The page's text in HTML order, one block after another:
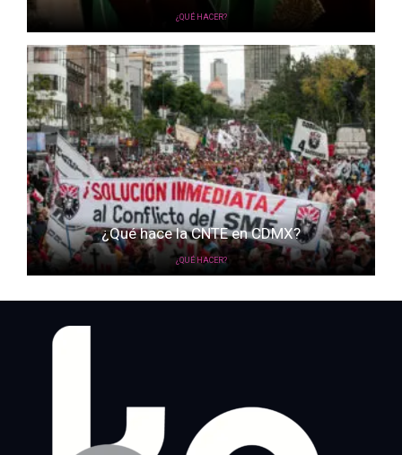
¿QUÉ HACER?
¿Qué hace la CNTE en CDMX?
¿QUÉ HACER?